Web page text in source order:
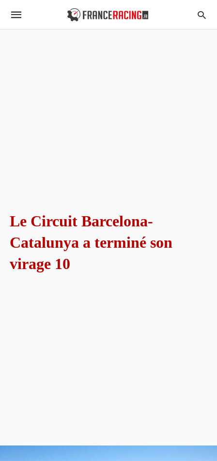
Le Circuit Barcelona-
Catalunya a terminé son
virage 10